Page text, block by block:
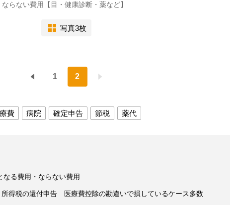
らない費用【目・健康診断・薬など】
写真3枚
1 2
費 病院 確定申告 節税 薬代
なる費用・ならない費用
得税の還付申告 医療費控除の勘違いで損しているケース多数